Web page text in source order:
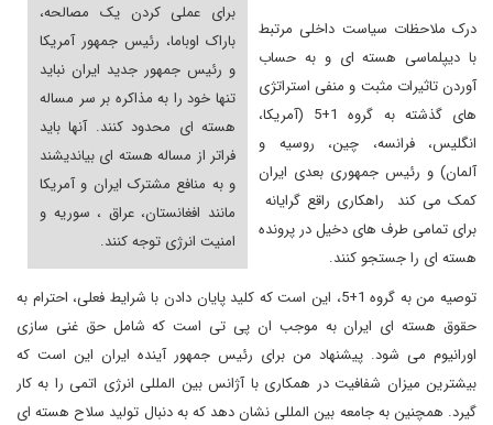
برای عملی کردن یک مصالحه،
باراک اوباما، رئیس جمهور آمریکا
و رئیس جمهور جدید ایران نباید
تنها خود را به مذاکره بر سر مساله
هسته ای محدود کنند. آنها باید
فراتر از مساله هسته ای بیاندیشند
و به منافع مشترک ایران و آمریکا
مانند افغانستان، عراق ، سوریه و
امنیت انرژی توجه کنند.
درک ملاحظات سیاست داخلی مرتبط
با دیپلماسی هسته ای و به حساب
آوردن تاثیرات مثبت و منفی استراتژی
های گذشته به گروه 1+5 (آمریکا،
انگلیس، فرانسه، چین، روسیه و
آلمان) و رئیس جمهوری بعدی ایران
کمک می کند راهکاری راقع گرایانه
برای تمامی طرف های دخیل در پرونده
هسته ای را جستجو کنند.
توصیه من به گروه 1+5، این است که کلید پایان دادن با شرایط فعلی، احترام به
حقوق هسته ای ایران به موجب ان پی تی است که شامل حق غنی سازی
اورانیوم می شود. پیشنهاد من برای رئیس جمهور آینده ایران این است که
بیشترین میزان شفافیت در همکاری با آژانس بین المللی انرژی اتمی را به کار
گیرد. همچنین به جامعه بین المللی نشان دهد که به دنبال تولید سلاح هسته ای